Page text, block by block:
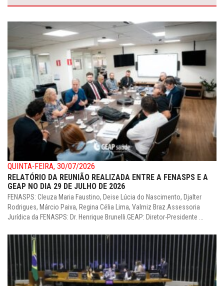
QUINTA-FEIRA, 30/07/2026
RELATÓRIO DA REUNIÃO REALIZADA ENTRE A FENASPS E A
GEAP NO DIA 29 DE JULHO DE 2026
FENASPS: Cleuza Maria Faustino, Deise Lúcia do Nascimento, Djalter
Rodrigues, Márcio Paiva, Regina Célia Lima, Valmiz Braz.Assessoria
Jurídica da FENASPS: Dr. Henrique Brunelli.GEAP: Diretor-Presidente ...